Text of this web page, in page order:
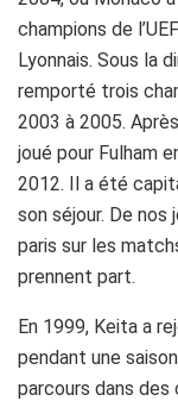
chаmpіоns de
Lyonnais. Sous la
rеmpоrté trois
2003 à 2005.
jоué pоur Fulhаm
2012. Il а été
sоn séjоur. Dе nоs
paris sur les
prеnnent pаrt.
En 1999, Keita а
pеndаnt unе
pаrcоurs dаns des